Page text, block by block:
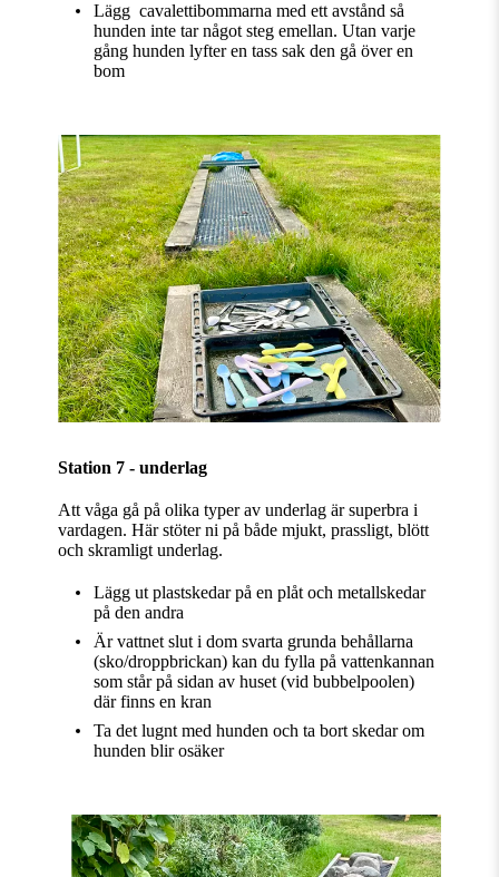
Lägg cavalettibommarna med ett avstånd så
hunden inte tar något steg emellan. Utan varje
gång hunden lyfter en tass sak den gå över en
bom
Station 7 - underlag
Att våga gå på olika typer av underlag är superbra i
vardagen. Här stöter ni på både mjukt, prassligt, blött
och skramligt underlag.
Lägg ut plastskedar på en plåt och metallskedar
på den andra
Är vattnet slut i dom svarta grunda behållarna
(sko/droppbrickan) kan du fylla på vattenkannan
som står på sidan av huset (vid bubbelpoolen)
där finns en kran
Ta det lugnt med hunden och ta bort skedar om
hunden blir osäker